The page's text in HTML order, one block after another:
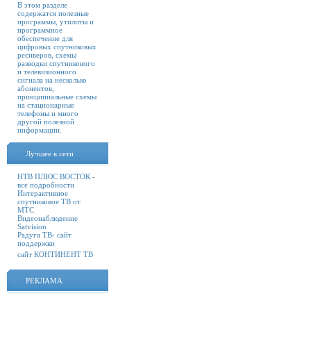
В этом разделе
содержатся полезные
программы, утилиты и
программное
обеспечение для
цифровых спутниковых
ресиверов, схемы
разводки спутникового
и телевизионного
сигнала на несколько
абонентов,
принципиальные схемы
на стационарные
телефоны и много
другой полезной
информации.
Лучшее в сети
НТВ ПЛЮС ВОСТОК -
все подробности
Интерактивное
спутниковое ТВ от
МТС
Видеонаблюдение
Satvision
Радуга ТВ- сайт
поддержки
сайт КОНТИНЕНТ ТВ
РЕКЛАМА